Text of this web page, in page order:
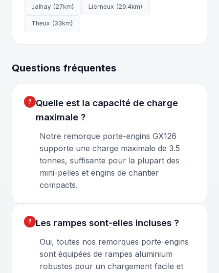
Jalhay (27km) Lierneux (29.4km)
Theux (33km)
Questions fréquentes
Quelle est la capacité de charge
maximale ?
Notre remorque porte-engins GX126
supporte une charge maximale de 3.5
tonnes, suffisante pour la plupart des
mini-pelles et engins de chantier
compacts.
Les rampes sont-elles incluses ?
Oui, toutes nos remorques porte-engins
sont équipées de rampes aluminium
robustes pour un chargement facile et